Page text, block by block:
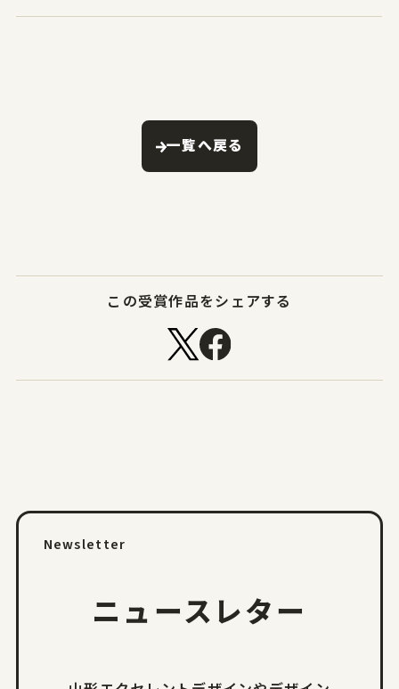
一覧へ戻る
この受賞作品をシェアする
Newsletter
ニュースレター